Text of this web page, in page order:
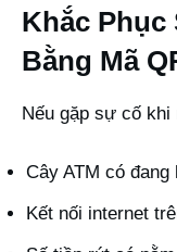
Khắc Phục
Bằng Mã
Nếu gặp sự cố
Cây ATM có
Kết nối internet